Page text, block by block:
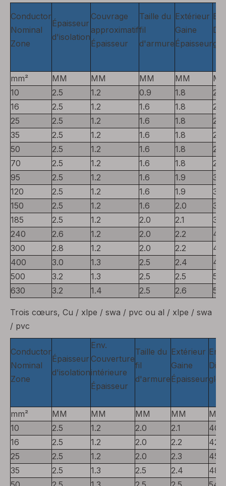
Conductor
Nominal
Zone
Épaisseur
d'isolation
Couvrage
approximatif
Épaisseur
Taille du
fil
d'armure
Extérieur
Gaine
Épaisseur
mm² MM MM MM MM
10
2.5 1.2 0.9 1.8
22
16
2.5 1.2 1.6 1.8
24
25
2.5 1.2 1.6 1.8
25
35
2.5 1.2 1.6 1.8
26
50
2.5 1.2 1.6 1.8
27
70
2.5 1.2 1.6 1.8
29
95
2.5 1.2 1.6 1.9
31
120
2.5 1.2 1.6 1.9
32
150
2.5 1.2 1.6 2.0
34
185
2.5 1.2 2.0 2.1
37
240
2.6 1.2 2.0 2.2
40
300
2.8 1.2 2.0 2.2
42
400
3.0 1.3 2.5 2.4
47
500
3.2 1.3 2.5 2.5
51
630
3.2 1.4 2.5 2.6 55
Trois cœurs, Cu / xlpe / swa / pvc ou al / xlpe / swa
/ pvc
Conductor
Nominal
Zone
Épaisseur
d'isolation
Env.
Couverture
intérieure
Épaisseur
Taille du
fil
d'armure
Extérieur
Gaine
Épaisseur
Env.
mm² MM MM MM MM
MM
10
2.5 1.2 2.0 2.1
40
16
2.5 1.2 2.0 2.2
42
25
2.5 1.2 2.0 2.3
45
35
2.5 1.3 2.5 2.4
48